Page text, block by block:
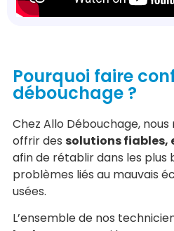
Pourquoi faire
débouchage ?
Chez Allo Débouchage,
offrir des solutions fiables,
afin de rétablir dans les plus
problèmes liés au mauvais
usées.
L’ensemble de nos